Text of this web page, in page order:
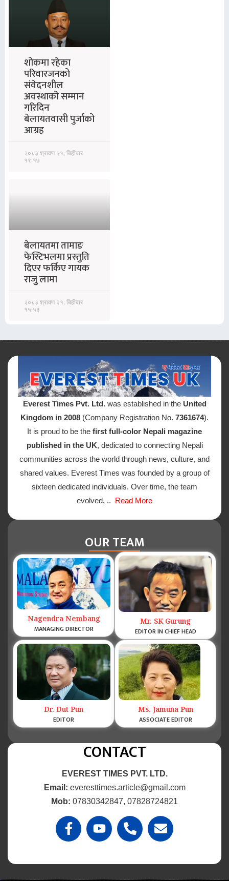
शोकमा रहेका
परिवारजनको
संवेदनशील
अवस्थाको सम्मान
गरिदिन
बेलायतवासी पुर्जाको
आग्रह
२०८३ श्रावण २१, बिहीबार
१९:१७
बेलायतमा तामाङ
फेस्टिभलमा प्रस्तुति
दिएर फर्किए गायक
राजुु लामा
२०८३ श्रावण २१, बिहीबार
१५:५३
Everest Times Pvt. Ltd. was established in the United
Kingdom in 2008 (Company Registration No. 7361674).
It is proud to be the first full-color Nepali magazine
published in the UK, dedicated to connecting Nepali
communities across the world through news, culture, and
shared values. Everest Times was founded by a group of
sixteen dedicated individuals. Over time, the team
evolved, .. Read More
OUR TEAM
Nagendra Nembang
MANAGING DIRECTOR
Mr. SK Gurung
EDITOR IN CHIEF HEAD
Dr. Dut Pun
EDITOR
Ms. Jamuna Pun
ASSOCIATE EDITOR
CONTACT
EVEREST TIMES PVT. LTD.
Email: everesttimes.article@gmail.com
Mob: 07830342847, 07828724821